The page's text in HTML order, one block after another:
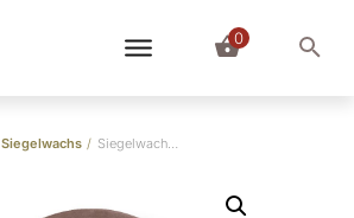
0
Siegelwachs / Siegelwachs Taupe Perlglanz